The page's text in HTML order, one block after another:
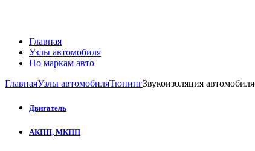
Главная
Узлы автомобиля
По маркам авто
ГлавнаяУзлы автомобиляТюнингЗвукоизоляция автомобиля
Двигатель
АКПП, МКПП